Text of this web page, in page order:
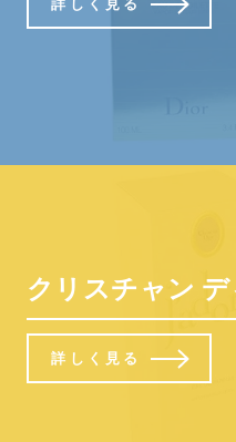
詳しく見る
クリスチャン
詳しく見る